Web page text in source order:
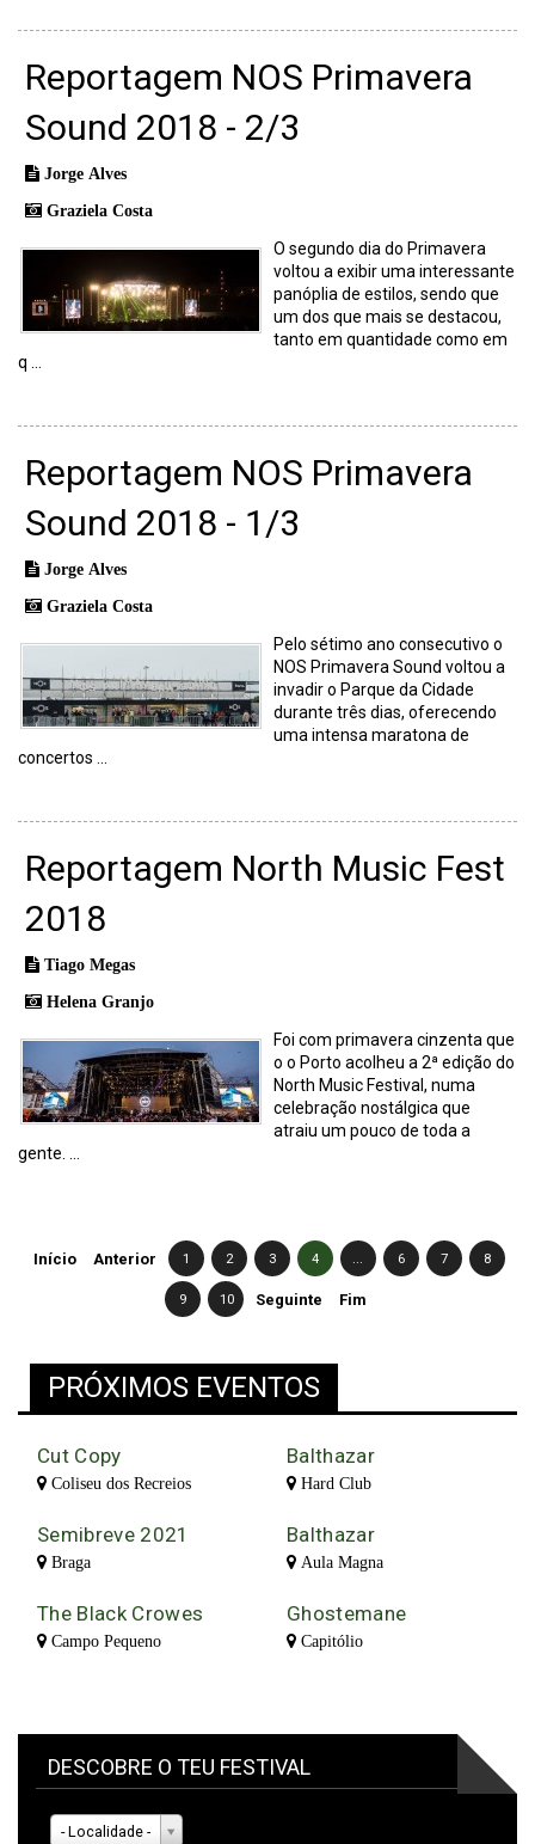
Reportagem NOS Primavera
Sound 2018 - 2/3
Jorge Alves
Graziela Costa
O segundo dia do Primavera
voltou a exibir uma interessante
panóplia de estilos, sendo que
um dos que mais se destacou,
tanto em quantidade como em
q ...
Reportagem NOS Primavera
Sound 2018 - 1/3
Jorge Alves
Graziela Costa
Pelo sétimo ano consecutivo o
NOS Primavera Sound voltou a
invadir o Parque da Cidade
durante três dias, oferecendo
uma intensa maratona de
concertos ...
Reportagem North Music Fest
2018
Tiago Megas
Helena Granjo
Foi com primavera cinzenta que
o o Porto acolheu a 2ª edição do
North Music Festival, numa
celebração nostálgica que
atraiu um pouco de toda a
gente. ...
Início Anterior 1 2 3 4 6 7 8
9 10 Seguinte Fim
PRÓXIMOS EVENTOS
Cut Copy
Coliseu dos Recreios
Balthazar
Hard Club
Semibreve 2021
Braga
Balthazar
Aula Magna
The Black Crowes
Campo Pequeno
Ghostemane
Capitólio
DESCOBRE O TEU FESTIVAL
- Localidade -